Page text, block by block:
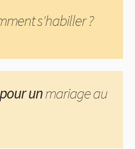
s'habiller ?
unmariage au